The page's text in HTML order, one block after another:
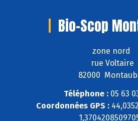
Bio-Scop
zone nord
rue Voltaire
82000
Téléphone : 05 63
Coordonnées GPS :